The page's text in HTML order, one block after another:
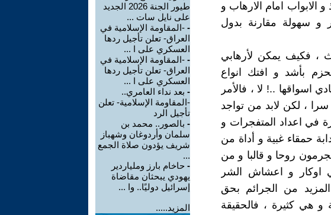
و الابواب امام الارهاب و
و سهولة مقارنة بدول
، فكيف يمكن لأرهابي
بأشد و افتك انواع
اسواقها ..! لا ، فالأمر
، لكن لابد من تواجد
في اعداد المتفجرات و
حمقاء غبية و أداة من
روحا و قالبا و من
اوكار و اعشاش الشر
من الجرائم بحق
و هي كثيرة ، فالحقيقة
طيور الجنة 2026 الجديد
على نايل سات ...
- -المقاومة الإسلامية في
العراق- تعلن تأجيل ردها
العسكري على ا ...
- -المقاومة الإسلامية في
العراق- تعلن تأجيل ردها
العسكري على ا ...
- بعد نداء العامري..
-المقاومة الإسلامية- تعلن
تأجيل الرد
- بالصور.. محمد بن
سلمان وأردوغان وشهباز
شريف يؤدون صلاة الجمع
...
- حاخام بارز وملياردير
يهودي يبحثان مقاضاة
إسرائيل دوليًا.. وا ...
المزيد.....